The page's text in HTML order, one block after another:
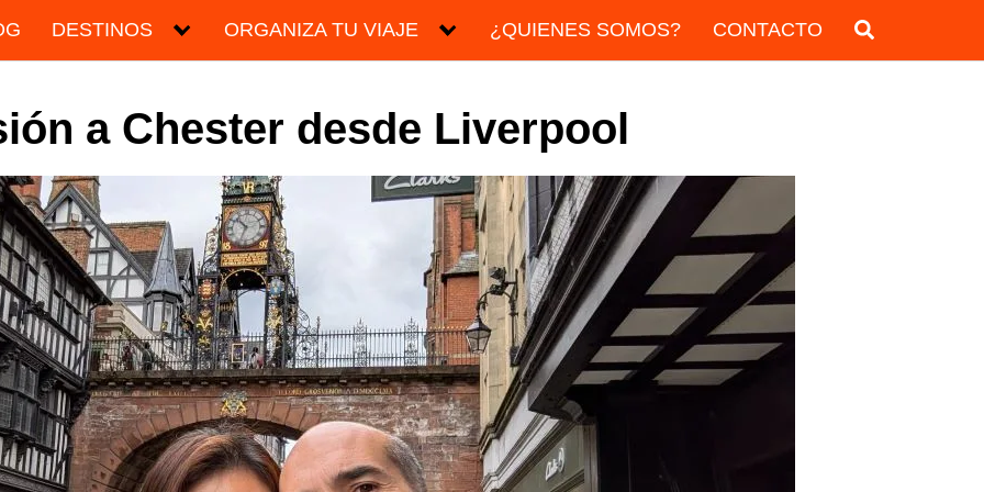
DESTINOS ORGANIZA TU VIAJE ¿QUIENES SOMOS? CONTACTO
a Chester desde Liverpool